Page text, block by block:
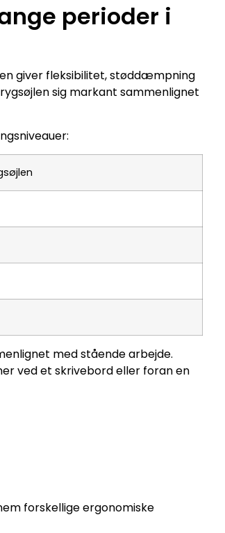
perioder i
giver fleksibilitet, støddæmpning
sig markant sammenlignet
med stående arbejde.
ved et skrivebord eller foran en
forskellige ergonomiske